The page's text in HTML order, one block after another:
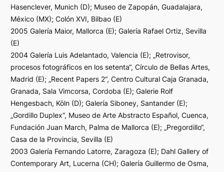
Hasenclever, Munich (D); Museo de Zapopán, Guadalajara,
México (MX); Colón XVI, Bilbao (E)
2005 Galería Maior, Mallorca (E); Galería Rafael Ortiz, Sevilla
(E)
2004 Galería Luis Adelantado, Valencia (E); „Retrovisor,
procesos fotográficos en los setenta“, Círculo de Bellas Artes,
Madrid (E); „Recent Papers 2“, Centro Cultural Caja Granada,
Granada, Sala Vimcorsa, Cordoba (E); Galerie Rolf
Hengesbach, Köln (D); Galería Siboney, Santander (E);
„Gordillo Duplex“, Museo de Arte Abstracto Español, Cuenca,
Fundación Juan March, Palma de Mallorca (E); „Pregordillo“,
Casa de la Provincia, Sevilla (E)
2003 Galería Fernando Latorre, Zaragoza (E); Dahl Gallery of
Contemporary Art, Lucerna (CH); Galería Guillermo de Osma,